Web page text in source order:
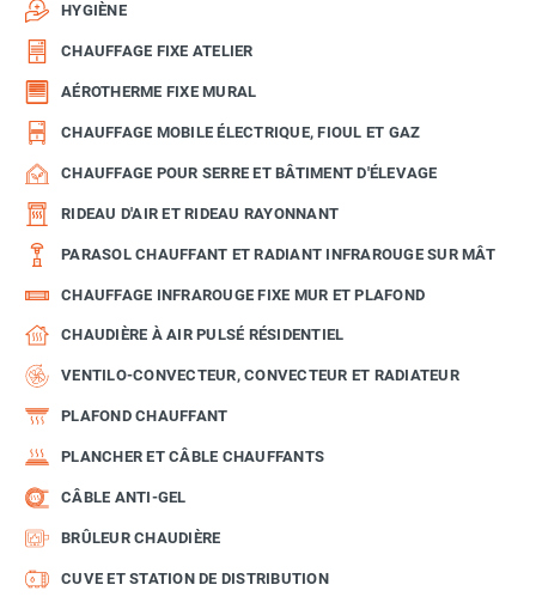
HYGIÈNE
CHAUFFAGE FIXE ATELIER
AÉROTHERME FIXE MURAL
CHAUFFAGE MOBILE ÉLECTRIQUE, FIOUL ET GAZ
CHAUFFAGE POUR SERRE ET BÂTIMENT D'ÉLEVAGE
RIDEAU D'AIR ET RIDEAU RAYONNANT
PARASOL CHAUFFANT ET RADIANT INFRAROUGE SUR MÂT
CHAUFFAGE INFRAROUGE FIXE MUR ET PLAFOND
CHAUDIÈRE À AIR PULSÉ RÉSIDENTIEL
VENTILO-CONVECTEUR, CONVECTEUR ET RADIATEUR
PLAFOND CHAUFFANT
PLANCHER ET CÂBLE CHAUFFANTS
CÂBLE ANTI-GEL
BRÛLEUR CHAUDIÈRE
CUVE ET STATION DE DISTRIBUTION